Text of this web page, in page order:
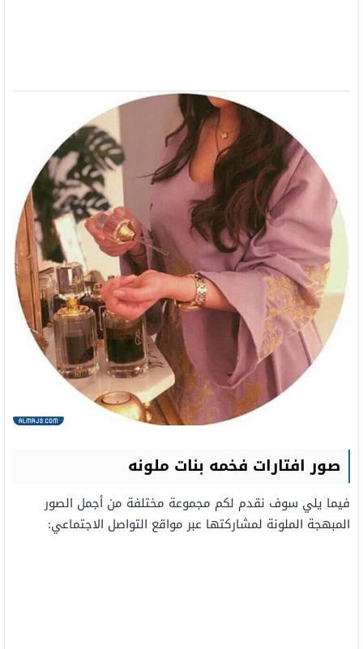
صور افتارات فخمه بنات ملونه
فيما يلي سوف نقدم لكم مجموعة مختلفة من أجمل الصور
المبهجة الملونة لمشاركتها عبر مواقع التواصل الاجتماعي: